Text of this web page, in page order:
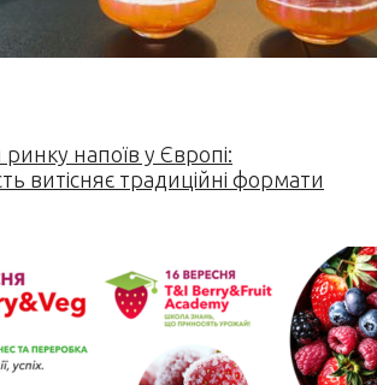
напоїв у Європі:
витісняє традиційні формати